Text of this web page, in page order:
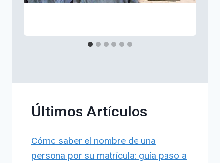
Últimos Artículos
Cómo saber el nombre de una
persona por su matrícula: guía paso a